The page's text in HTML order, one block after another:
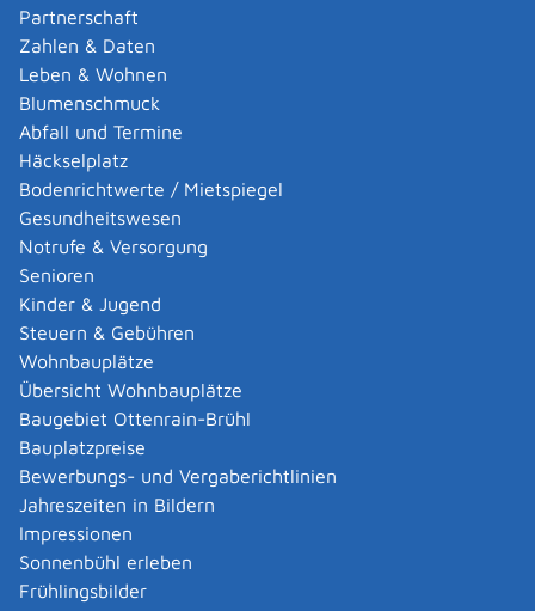
Partnerschaft
Zahlen & Daten
Leben & Wohnen
Blumenschmuck
Abfall und Termine
Häckselplatz
Bodenrichtwerte / Mietspiegel
Gesundheitswesen
Notrufe & Versorgung
Senioren
Kinder & Jugend
Steuern & Gebühren
Wohnbauplätze
Übersicht Wohnbauplätze
Baugebiet Ottenrain-Brühl
Bauplatzpreise
Bewerbungs- und Vergaberichtlinien
Jahreszeiten in Bildern
Impressionen
Sonnenbühl erleben
Frühlingsbilder
von Amts wegen
Adoption eines erwachsenen Menschen beantragen
Adoptionspflege eines minderjährigen Kindes
aufnehmen
Adressänderung auf der eID-Karte beantragen
Adressbuch - Eintrag sperren lassen
Akademische Gesundheitsberufe - Anerkennung der
Weiterbildung beantragen
Akademische Grade, Titel und Bezeichnungen bei
anerkannten Spätaussiedlern - Gradumwandlungen
beantragen
Akademische Grade, Titel und Bezeichnungen von
ausländischen Hochschulen führen
Akteneinsicht in und außerhalb von
Verwaltungsverfahren beantragen
Allgemein bildende Schulen - zur Abendrealschule
anmelden
Als berechtigte Person Fahrzeugregisterauskunft
(Halterauskunft) beantragen
Als Servicedienstleisterin oder Servicedienstleister
im Rahmen der Geldwäscheaufsicht registrieren